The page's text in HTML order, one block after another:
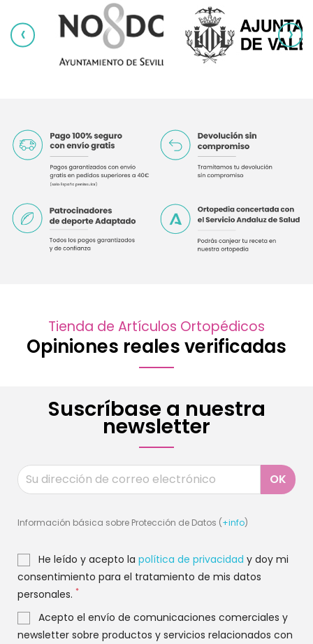
‹ ›
Tienda de Artículos Ortopédicos
Opiniones reales verificadas
Suscríbase a nuestra
newsletter
Información básica sobre Protección de Datos (+info)
He leído y acepto la política de privacidad y doy mi
consentimiento para el tratamiento de mis datos
personales. *
Acepto el envío de comunicaciones comerciales y
newsletter sobre productos y servicios relacionados con